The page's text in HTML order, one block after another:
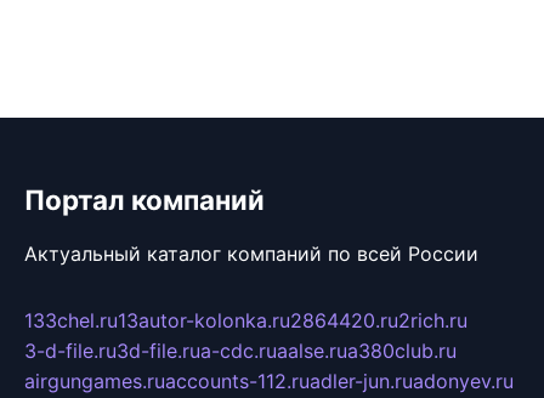
Портал компаний
Актуальный каталог компаний по всей России
133chel.ru13autor-kolonka.ru2864420.ru2rich.ru
3-d-file.ru3d-file.rua-cdc.ruaalse.rua380club.ru
airgungames.ruaccounts-112.ruadler-jun.ruadonyev.ru